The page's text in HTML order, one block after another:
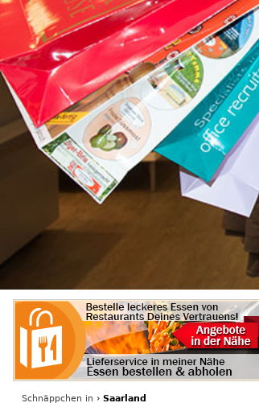
Schnäppchen in › Saarland